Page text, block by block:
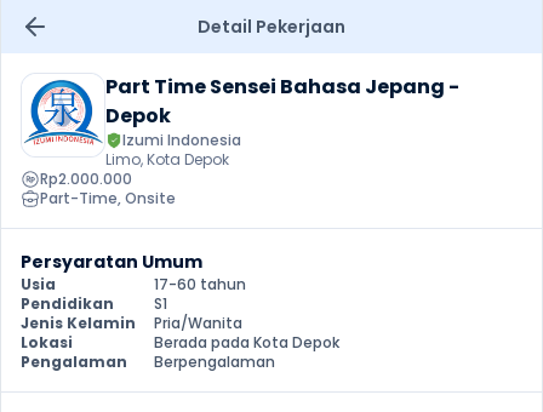
Detail Pekerjaan
Part Time Sensei Bahasa Jepang -
Depok
Izumi Indonesia
Limo, Kota Depok
Rp2.000.000
Part-Time, Onsite
Persyaratan Umum
Usia
17-60 tahun
Pendidikan
S1
Jenis Kelamin
Pria/Wanita
Lokasi
Berada pada Kota Depok
Pengalaman
Berpengalaman